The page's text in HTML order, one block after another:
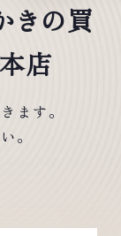
きの買
店
ます。
。